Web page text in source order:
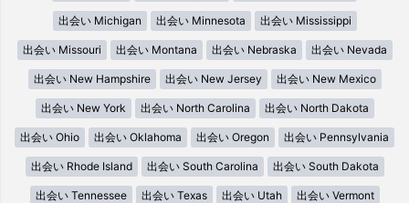
出会い Michigan 出会い Minnesota 出会い Mississippi
出会い Missouri 出会い Montana 出会い Nebraska 出会い Nevada
出会い New Hampshire 出会い New Jersey 出会い New Mexico
出会い New York 出会い North Carolina 出会い North Dakota
出会い Ohio 出会い Oklahoma 出会い Oregon 出会い Pennsylvania
出会い Rhode Island 出会い South Carolina 出会い South Dakota
出会い Tennessee 出会い Texas 出会い Utah 出会い Vermont